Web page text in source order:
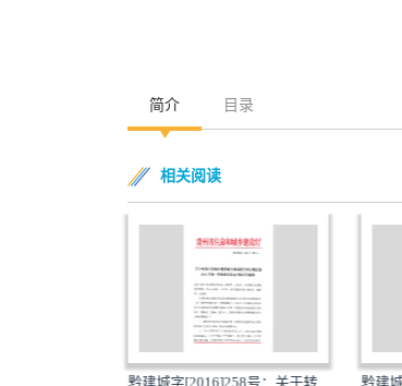
简介 目录
相关阅读
黔建城字[2016]258号：关于转
黔建